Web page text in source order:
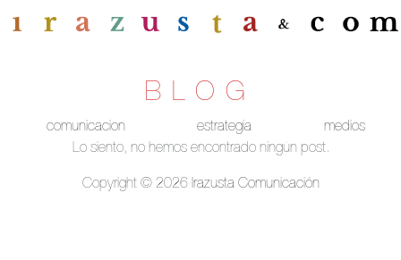
BLOG
comunicacion estrategia
medios
Lo siento, no hemos encontrado ningún post.
Copyright © 2026 Irazusta Comunicación